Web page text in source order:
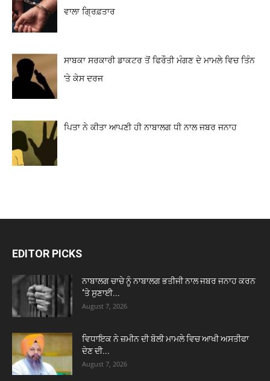
ਵਾਲਾ ਗ੍ਰਿਫ਼ਤਾਰ
ਸਾਬਕਾ ਸਰਕਾਰੀ ਡਾਕਟਰ ਤੋਂ ਫਿਰੌਤੀ ਮੰਗਣ ਦੇ ਮਾਮਲੇ ਵਿਚ ਤਿੰਨ
‘ਤੇ ਕੇਸ ਦਰਜ
ਪਿਤਾ ਨੇ ਕੀਤਾ ਆਪਣੀ ਹੀ ਨਾਬਾਲਗ ਧੀ ਨਾਲ ਜਬਰ ਜਨਾਹ
EDITOR PICKS
ਨਾਬਾਲਗ ਚਾਚੇ ਨੂੰ ਨਾਬਾਲਗ ਭਤੀਜੀ ਨਾਲ ਜਬਰ ਜਨਾਹ ਕਰਨ
‘ਤੇ ਸੁਣਾਈ...
August 7, 2026
ਵਿਧਾਇਕ ਨੇ ਜ਼ਮੀਨ ਦੀ ਬੋਲੀ ਮਾਮਲੇ ਵਿਚ ਆਖੀ ਅਸਤੀਫਾ
ਦੇਣ ਦੀ...
August 7, 2026